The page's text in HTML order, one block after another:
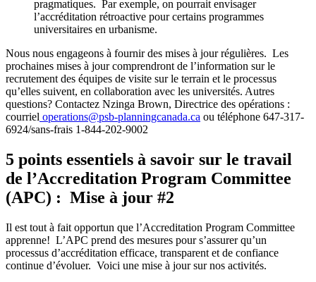
pragmatiques. Par exemple, on pourrait envisager
l’accréditation rétroactive pour certains programmes
universitaires en urbanisme.
Nous nous engageons à fournir des mises à jour régulières. Les
prochaines mises à jour comprendront de l’information sur le
recrutement des équipes de visite sur le terrain et le processus
qu’elles suivent, en collaboration avec les universités. Autres
questions? Contactez Nzinga Brown, Directrice des opérations :
courriel operations@psb-planningcanada.ca ou téléphone 647-317-
6924/sans-frais 1-844-202-9002
5 points essentiels à savoir sur le travail
de l’Accreditation Program Committee
(APC) : Mise à jour #2
Il est tout à fait opportun que l’Accreditation Program Committee
apprenne! L’APC prend des mesures pour s’assurer qu’un
processus d’accréditation efficace, transparent et de confiance
continue d’évoluer. Voici une mise à jour sur nos activités.